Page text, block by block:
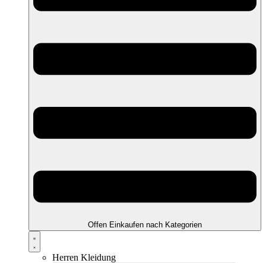
Offen Einkaufen nach Kategorien
Herren Kleidung